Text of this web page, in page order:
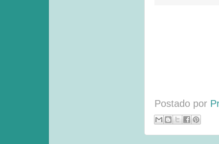
Postado por